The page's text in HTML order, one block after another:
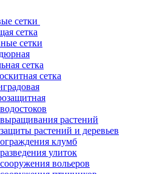
сетки
сетка
сетки
сетка
сетка
растений
растений и деревьев
клумб
улиток
вольеров